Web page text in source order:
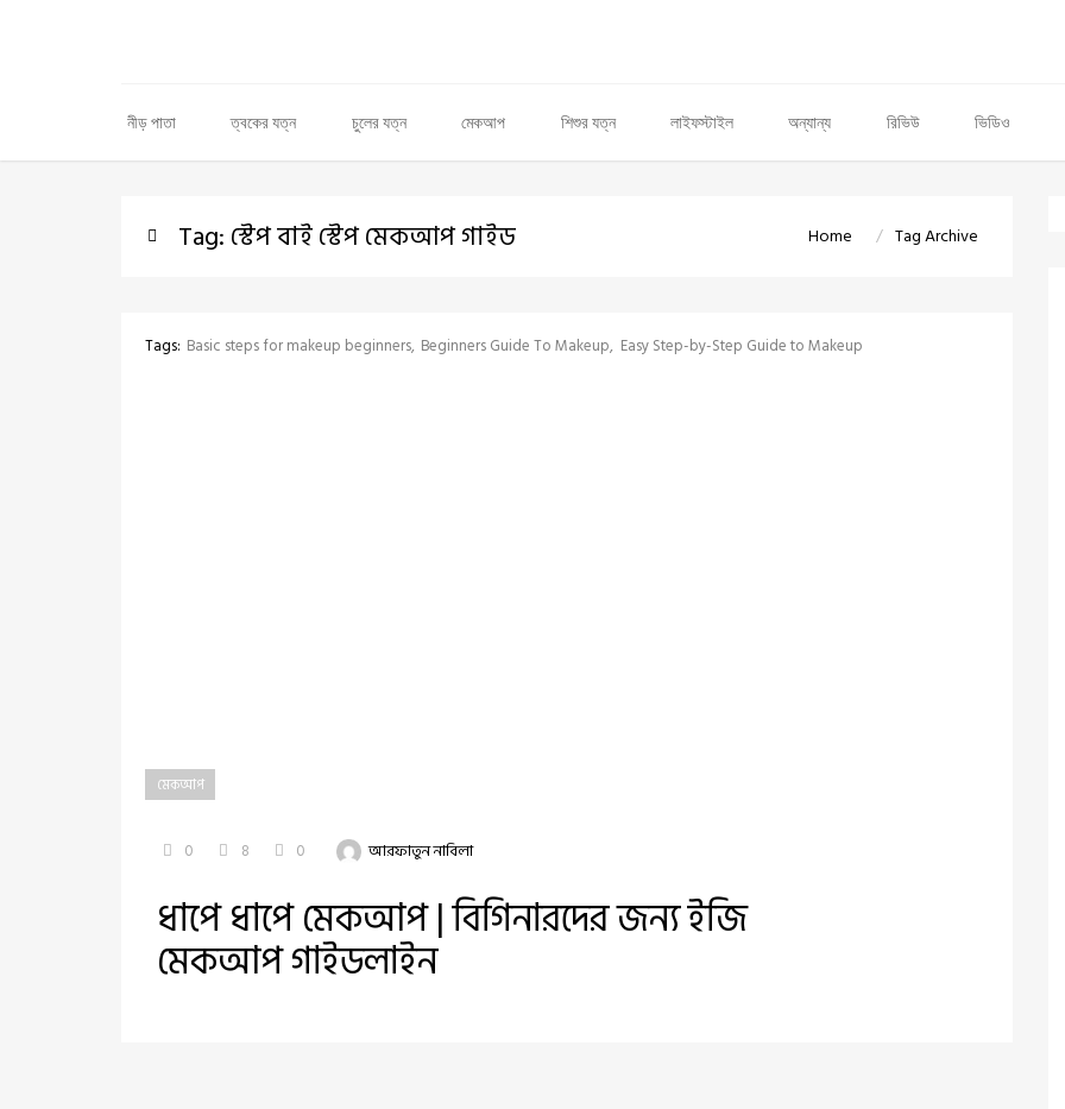
নীড় পাতা ত্বকের যত্ন চুলের যত্ন মেকআপ শিশুর যত্ন লাইফস্টাইল অন্যান্য রিভিউ ভিডিও
Home Tag Archive
Tag: স্টেপ বাই স্টেপ মেকআপ গাইড
Tags: Basic steps for makeup beginners Beginners Guide To Makeup Easy Step-by-Step Guide to Makeup
মেকআপ
0 8 0 আরফাতুন নাবিলা
ধাপে ধাপে মেকআপ | বিগিনারদের জন্য ইজি
মেকআপ গাইডলাইন